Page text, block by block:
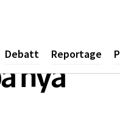
Debatt Reportage
nya